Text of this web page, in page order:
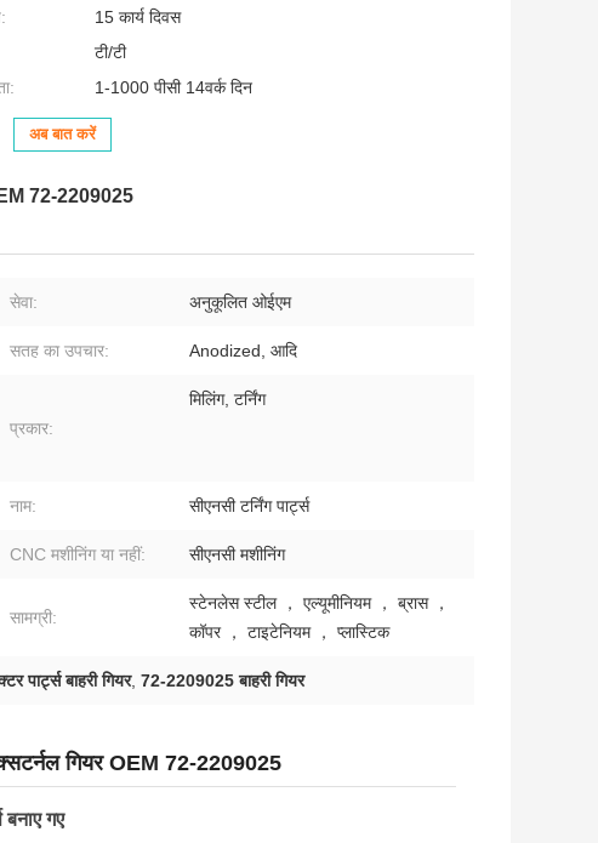
15 कार्य दिवस
टी/टी
1-1000 पीसी 14वर्क दिन
अब बात करें
72-2209025
सेवा: अनुकूलित ओईएम
सतह का उपचार: Anodized, आदि
प्रकार:
मिलिंग, टर्निंग
नाम: सीएनसी टर्निंग पार्ट्स
CNC मशीनिंग या नहीं: सीएनसी मशीनिंग
सामग्री:
स्टेनलेस स्टील ， एल्यूमीनियम ， ब्रास ，
कॉपर ， टाइटेनियम ， प्लास्टिक
पार्ट्स बाहरी गियर, 72-2209025 बाहरी गियर
गियर OEM 72-2209025
गए